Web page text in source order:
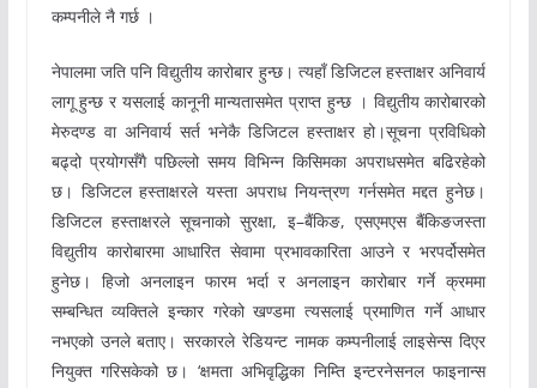
कम्पनीले नै गर्छ ।
नेपालमा जति पनि विद्युतीय कारोबार हुन्छ। त्यहाँ डिजिटल हस्ताक्षर अनिवार्य
लागू हुन्छ र यसलाई कानूनी मान्यतासमेत प्राप्त हुन्छ । विद्युतीय कारोबारको
मेरुदण्ड वा अनिवार्य सर्त भनेकै डिजिटल हस्ताक्षर हो।सूचना प्रविधिको
बढ्दो प्रयोगसँगै पछिल्लो समय विभिन्न किसिमका अपराधसमेत बढिरहेको
छ। डिजिटल हस्ताक्षरले यस्ता अपराध नियन्त्रण गर्नसमेत मद्दत हुनेछ।
डिजिटल हस्ताक्षरले सूचनाको सुरक्षा, इ–बैंकिङ, एसएमएस बैंकिङजस्ता
विद्युतीय कारोबारमा आधारित सेवामा प्रभावकारिता आउने र भरपर्दोसमेत
हुनेछ। हिजो अनलाइन फारम भर्दा र अनलाइन कारोबार गर्ने क्रममा
सम्बन्धित व्यक्तिले इन्कार गरेको खण्डमा त्यसलाई प्रमाणित गर्ने आधार
नभएको उनले बताए। सरकारले रेडियन्ट नामक कम्पनीलाई लाइसेन्स दिएर
नियुक्त गरिसकेको छ। ‘क्षमता अभिवृद्धिका निम्ति इन्टरनेसनल फाइनान्स